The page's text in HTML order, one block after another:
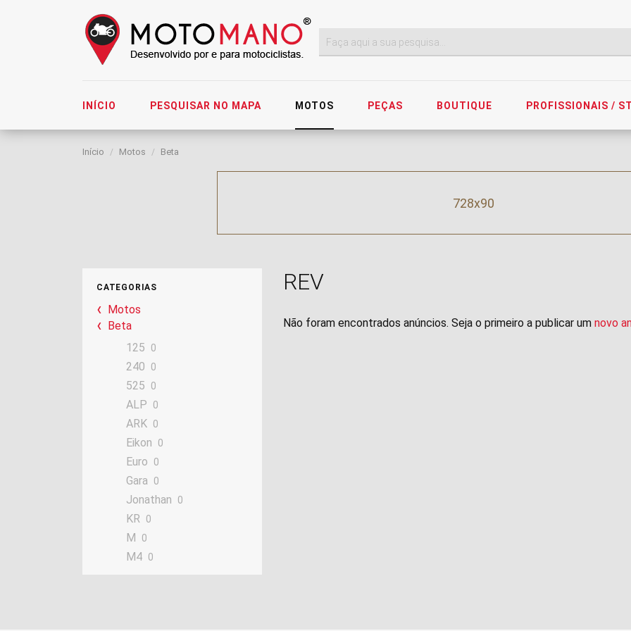
INÍCIO PESQUISAR NO MAPA MOTOS PEÇAS BOUTIQUE PROFISSIONAIS /
Início Motos Beta
728x90
CATEGORIAS
Motos
Beta
125
0
240 0
525 0
ALP 0
ARK 0
Eikon 0
Euro 0
Gara 0
Jonathan 0
KR 0
M 0
M4 0
REV
Não foram encontrados anúncios. Seja o primeiro a publicar um novo